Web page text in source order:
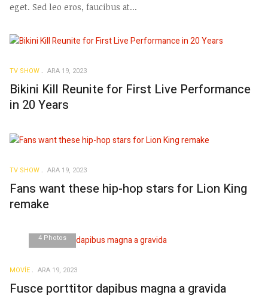
eget. Sed leo eros, faucibus at...
TV SHOW ARA 19, 2023
Bikini Kill Reunite for First Live Performance
in 20 Years
TV SHOW ARA 19, 2023
Fans want these hip-hop stars for Lion King
remake
4 Photos
MOVIE ARA 19, 2023
Fusce porttitor dapibus magna a gravida